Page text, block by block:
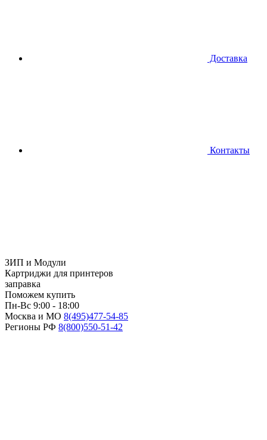
Доставка
Контакты
ЗИП и Модули
Картриджи для принтеров
заправка
Поможем купить
Пн-Вс 9:00 - 18:00
Москва и МО 8(495)477-54-85
Регионы РФ 8(800)550-51-42